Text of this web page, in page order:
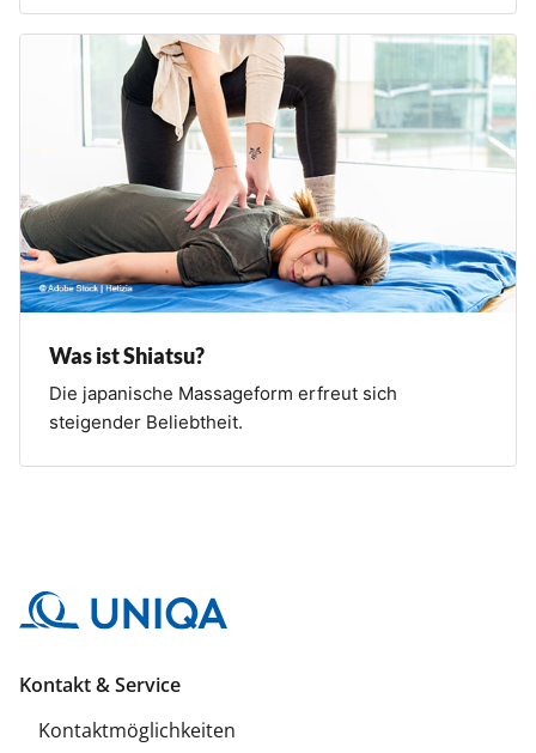
Was ist Shiatsu?
Die japanische Massageform erfreut sich
steigender Beliebtheit.
Kontakt & Service
Kontaktmöglichkeiten